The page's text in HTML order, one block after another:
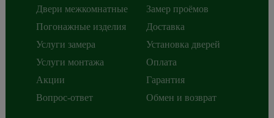
Двери межкомнатные
Погонажные изделия
Услуги замера
Услуги монтажа
Акции
Вопрос-ответ
Замер проёмов
Доставка
Установка дверей
Оплата
Гарантия
Обмен и возврат